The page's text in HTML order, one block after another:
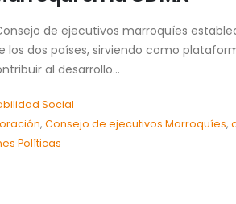
de ejecutivos marroquíes
los dos países, sirviendo como
al desarrollo...
Social
, Consejo de ejecutivos Marroquíes,
Políticas